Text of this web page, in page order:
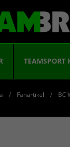
TEAMSPORT
Fanartikel BC